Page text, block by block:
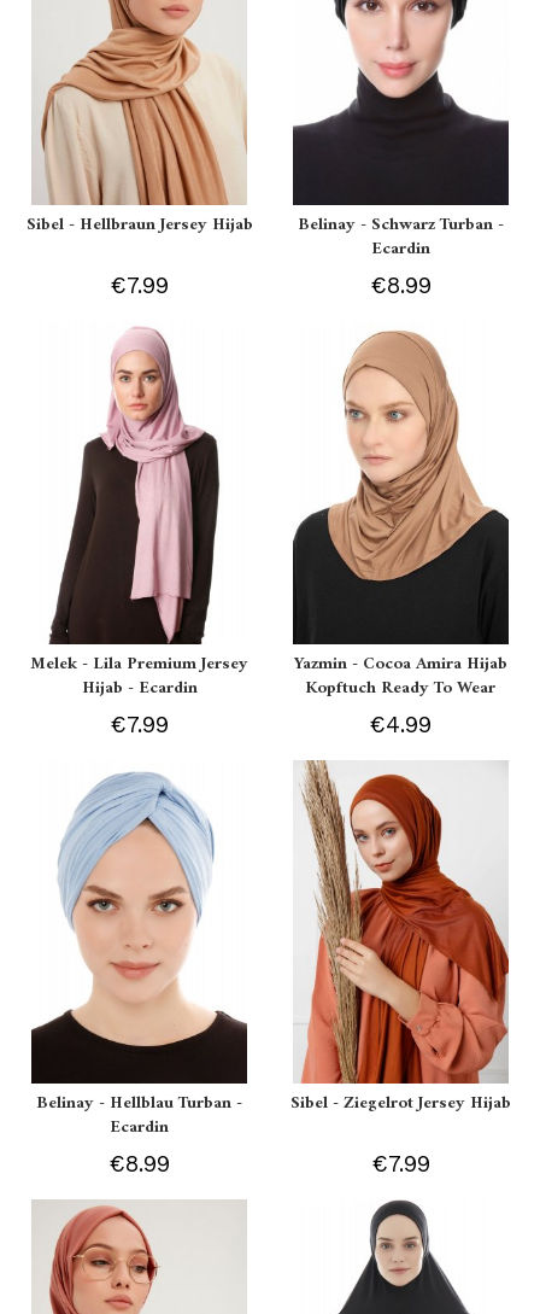
Sibel - Hellbraun Jersey Hijab
€7.99
Belinay - Schwarz Turban -
Ecardin
€8.99
Melek - Lila Premium Jersey
Hijab - Ecardin
€7.99
Yazmin - Cocoa Amira Hijab
Kopftuch Ready To Wear
€4.99
Belinay - Hellblau Turban -
Ecardin
€8.99
Sibel - Ziegelrot Jersey Hijab
€7.99